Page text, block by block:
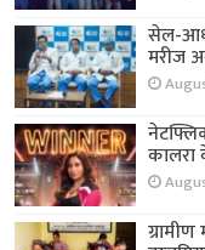
सेल-
मरीज
कालरा